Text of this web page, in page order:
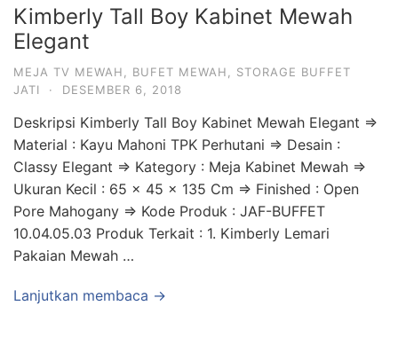
Kimberly Tall Boy Kabinet Mewah
Elegant
MEJA TV MEWAH BUFET MEWAH
STORAGE BUFFET
JATI
· DESEMBER 6, 2018
Deskripsi Kimberly Tall Boy Kabinet Mewah Elegant =>
Material : Kayu Mahoni TPK Perhutani => Desain :
Classy Elegant => Kategory : Meja Kabinet Mewah =>
Ukuran Kecil : 65 x 45 x 135 Cm => Finished : Open
Pore Mahogany => Kode Produk : JAF-BUFFET
10.04.05.03 Produk Terkait : 1. Kimberly Lemari
Pakaian Mewah …
Lanjutkan membaca →